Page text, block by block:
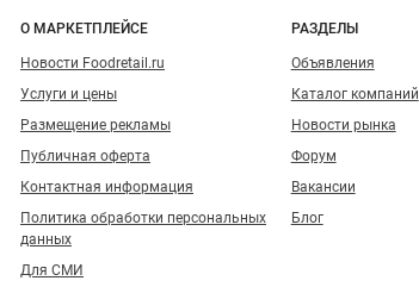
Навигация по сайту
О МАРКЕТПЛЕЙСЕ
Новости Foodretail.ru
Услуги и цены
Размещение рекламы
Публичная оферта
Контактная информация
Политика обработки персональных
данных
Для СМИ
РАЗДЕЛЫ
Объявления
Каталог компаний
Новости рынка
Форум
Вакансии
Блог